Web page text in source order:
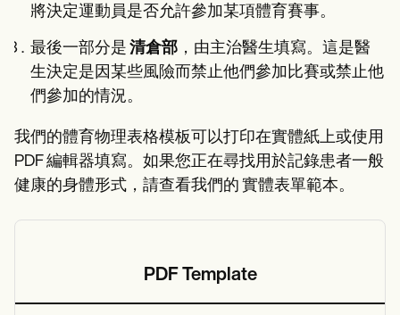
將決定運動員是否允許參加某項體育賽事。
最後一部分是 清倉部 ，由主治醫生填寫。這是醫
生決定是因某些風險而禁止他們參加比賽或禁止他
們參加的情況。
我們的體育物理表格模板可以打印在實體紙上或使用
PDF 編輯器填寫。如果您正在尋找用於記錄患者一般
健康的身體形式，請查看我們的 實體表單範本。
PDF Template